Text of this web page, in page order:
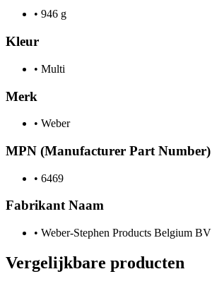
• 946 g
Kleur
• Multi
Merk
• Weber
MPN (Manufacturer Part Number)
• 6469
Fabrikant Naam
• Weber-Stephen Products Belgium BV
Vergelijkbare producten